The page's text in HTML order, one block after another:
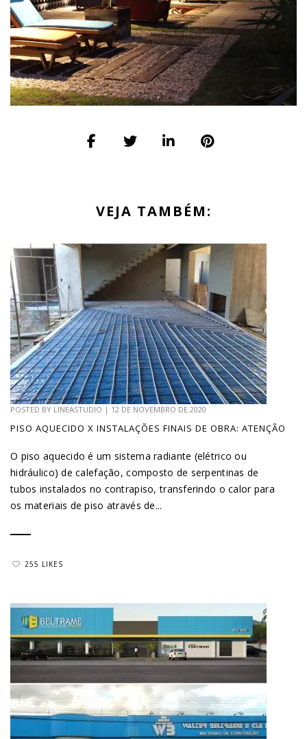
VEJA TAMBÉM:
POSTED BY LINEASTUDIO | 12 DE NOVEMBRO DE 2020
PISO AQUECIDO X INSTALAÇÕES FINAIS DE OBRA: ATENÇÃO
O piso aquecido é um sistema radiante (elétrico ou
hidráulico) de calefação, composto de serpentinas de
tubos instalados no contrapiso, transferindo o calor para
os materiais de piso através de...
255 LIKES